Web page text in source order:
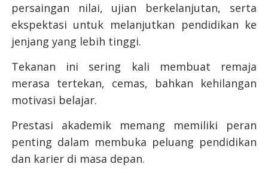
persaingan nilai, ujian berkelanjutan, serta
ekspektasi untuk melanjutkan pendidikan ke
jenjang yang lebih tinggi.
Tekanan ini sering kali membuat remaja
merasa tertekan, cemas, bahkan kehilangan
motivasi belajar.
Prestasi akademik memang memiliki peran
penting dalam membuka peluang pendidikan
dan karier di masa depan.